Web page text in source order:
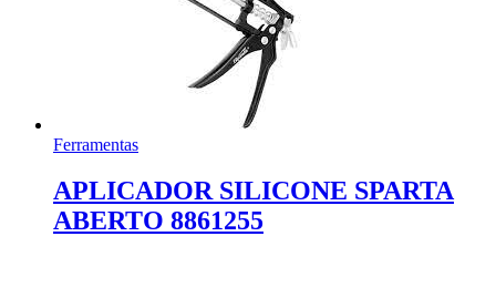
Ferramentas
APLICADOR SILICONE SPARTA
ABERTO 8861255